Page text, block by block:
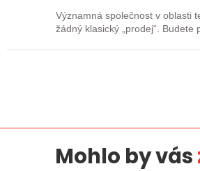
Významná společnost v oblasti
žádný klasický „prodej“.
Mohlo by vás